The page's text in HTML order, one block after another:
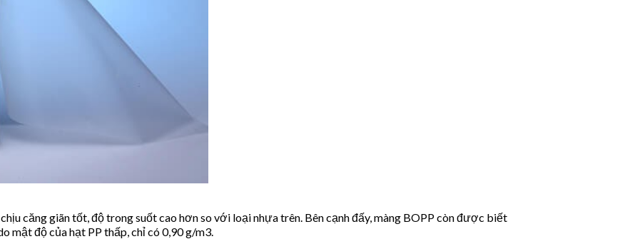
căng giãn tốt, độ trong suốt cao hơn so với loại nhựa trên. Bên cạnh đấy, màng BOPP còn được biết
mật độ của hạt PP thấp, chỉ có 0,90 g/m3.